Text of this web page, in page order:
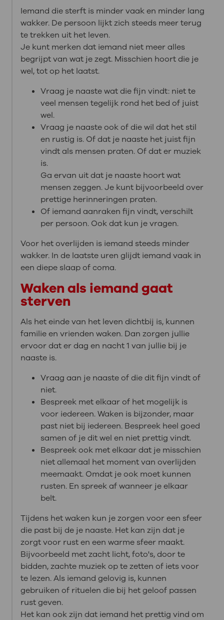
Iemand die sterft is minder vaak en minder lang
wakker. De persoon lijkt zich steeds meer terug
te trekken uit het leven.
Je kunt merken dat iemand niet meer alles
begrijpt van wat je zegt. Misschien hoort die je
wel, tot op het laatst.
Vraag je naaste wat die fijn vindt: niet te
veel mensen tegelijk rond het bed of juist
wel.
Vraag je naaste ook of die wil dat het stil
en rustig is. Of dat je naaste het juist fijn
vindt als mensen praten. Of dat er muziek
is.
Ga ervan uit dat je naaste hoort wat
mensen zeggen. Je kunt bijvoorbeeld over
prettige herinneringen praten.
Of iemand aanraken fijn vindt, verschilt
per persoon. Ook dat kun je vragen.
Voor het overlijden is iemand steeds minder
wakker. In de laatste uren glijdt iemand vaak in
een diepe slaap of coma.
Waken als iemand gaat
sterven
Als het einde van het leven dichtbij is, kunnen
familie en vrienden waken. Dan zorgen jullie
ervoor dat er dag en nacht 1 van jullie bij je
naaste is.
Vraag aan je naaste of die dit fijn vindt of
niet.
Bespreek met elkaar of het mogelijk is
voor iedereen. Waken is bijzonder, maar
past niet bij iedereen. Bespreek heel goed
samen of je dit wel en niet prettig vindt.
Bespreek ook met elkaar dat je misschien
niet allemaal het moment van overlijden
meemaakt. Omdat je ook moet kunnen
rusten. En spreek af wanneer je elkaar
belt.
Tijdens het waken kun je zorgen voor een sfeer
die past bij de je naaste. Het kan zijn dat je
zorgt voor rust en een warme sfeer maakt.
Bijvoorbeeld met zacht licht, foto's, door te
bidden, zachte muziek op te zetten of iets voor
te lezen. Als iemand gelovig is, kunnen
gebruiken of rituelen die bij het geloof passen
rust geven.
Het kan ook zijn dat iemand het prettig vind om